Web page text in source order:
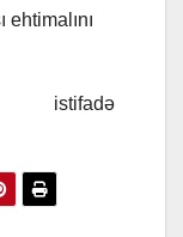
istifadə